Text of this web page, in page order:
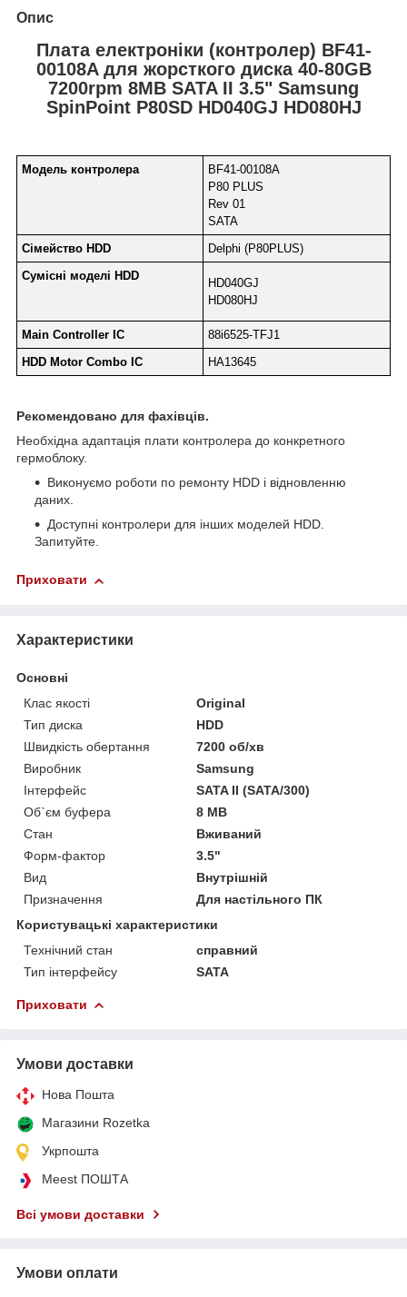
Опис
Плата електроніки (контролер) BF41-
00108A для жорсткого диска 40-80GB
7200rpm 8MB SATA II 3.5" Samsung
SpinPoint P80SD HD040GJ HD080HJ
Модель контролера
BF41-00108A
P80 PLUS
Rev 01
SATA
Сімейство HDD
Delphi (P80PLUS)
Сумісні моделі HDD
HD040GJ
HD080HJ
Main Controller IC
88i6525-TFJ1
HDD Motor Combo IC
HA13645
Рекомендовано для фахівців.
Необхідна адаптація плати контролера до конкретного
гермоблоку.
Виконуємо роботи по ремонту HDD і відновленню
даних.
Доступні контролери для інших моделей HDD.
Запитуйте.
Приховати
Характеристики
Основні
Клас якості
Original
Тип диска
HDD
Швидкість обертання
7200 об/хв
Виробник
Samsung
Інтерфейс
SATA II (SATA/300)
Об`єм буфера
8 MB
Стан
Вживаний
Форм-фактор
3.5"
Вид
Внутрішній
Призначення
Для настільного ПК
Користувацькі характеристики
Технічний стан
справний
Тип інтерфейсу
SATA
Приховати
Умови доставки
Нова Пошта
Магазини Rozetka
Укрпошта
Meest ПОШТА
Всі умови доставки
Умови оплати